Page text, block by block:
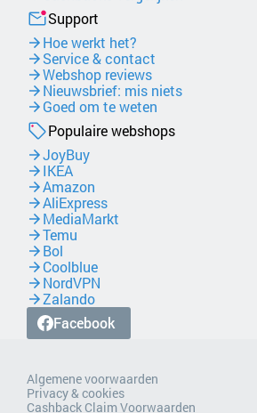
Support
Hoe werkt het?
Service & contact
Webshop reviews
Nieuwsbrief: mis niets
Goed om te weten
Populaire webshops
JoyBuy
IKEA
Amazon
AliExpress
MediaMarkt
Temu
Bol
Coolblue
NordVPN
Zalando
Facebook
Algemene voorwaarden
Privacy & cookies
Cashback Claim Voorwaarden